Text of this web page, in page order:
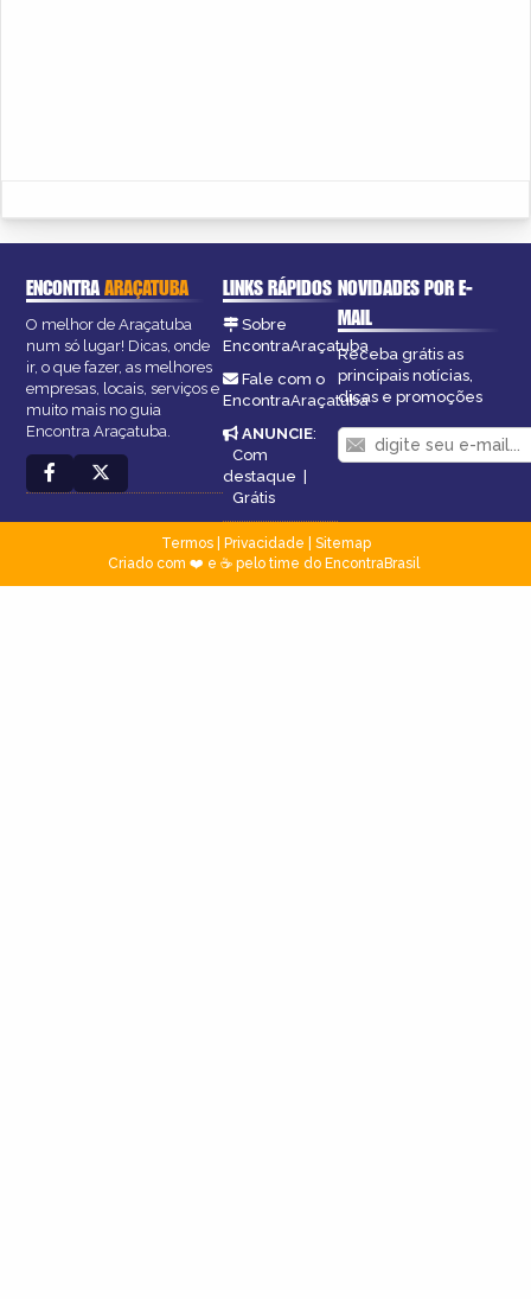
ENCONTRAARAÇATUBA
O melhor de Araçatuba
num só lugar! Dicas, onde
ir, o que fazer, as melhores
empresas, locais, serviços e
muito mais no guia
Encontra Araçatuba.
LINKS RÁPIDOS
Sobre
EncontraAraçatuba
Fale com o
EncontraAraçatuba
ANUNCIE:
Com
destaque |
Grátis
NOVIDADES POR E-
MAIL
Receba grátis as
principais notícias,
dicas e promoções
Termos| Privacidade
Sitemap
Criado com ❤️ e ☕ pelo time do EncontraBrasil